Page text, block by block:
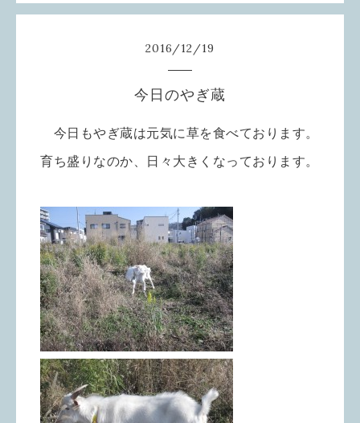
2016/12/19
今日のやぎ蔵
今日もやぎ蔵は元気に草を食べております。
育ち盛りなのか、日々大きくなっております。